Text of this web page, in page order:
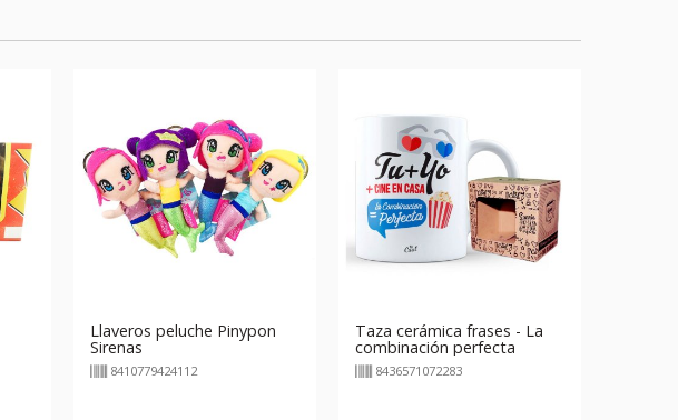
Llaveros peluche Pinypon
Sirenas
8410779424112
Taza cerámica frases - La
combinación perfecta
8436571072283